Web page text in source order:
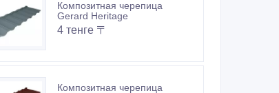
Композитная черепица
Gerard Heritage
4 тенге 〒
Композитная черепица